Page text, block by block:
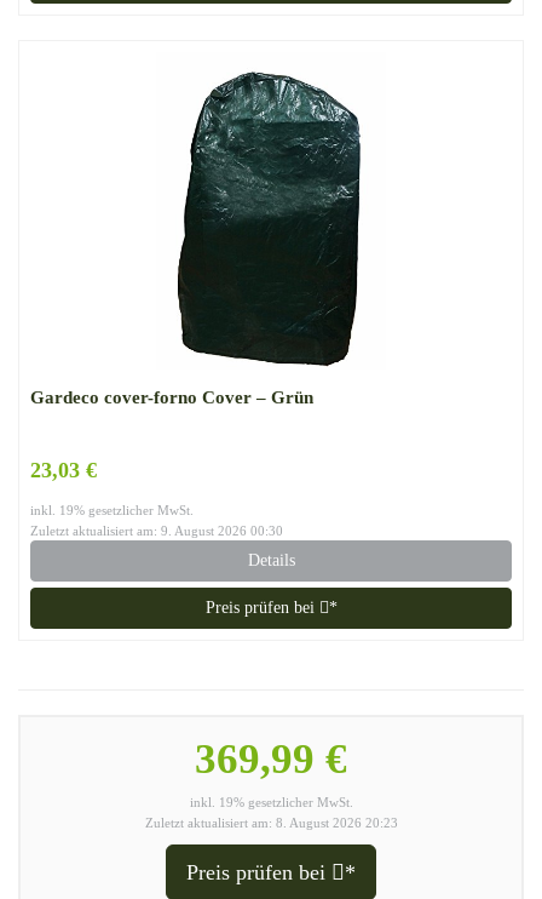
Gardeco cover-forno Cover – Grün
23,03 €
inkl. 19% gesetzlicher MwSt.
Zuletzt aktualisiert am: 9. August 2026 00:30
Details
Preis prüfen bei *
369,99 €
inkl. 19% gesetzlicher MwSt.
Zuletzt aktualisiert am: 8. August 2026 20:23
Preis prüfen bei *